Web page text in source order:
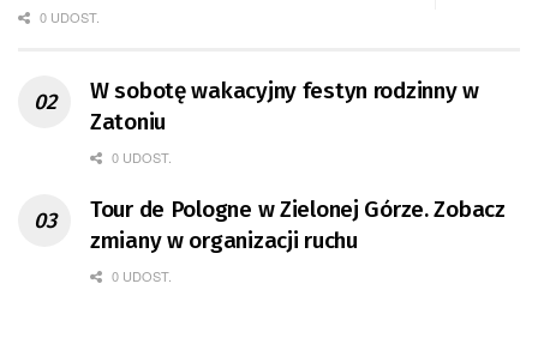
0 UDOST.
W sobotę wakacyjny festyn rodzinny w
Zatoniu
0 UDOST.
Tour de Pologne w Zielonej Górze. Zobacz
zmiany w organizacji ruchu
0 UDOST.